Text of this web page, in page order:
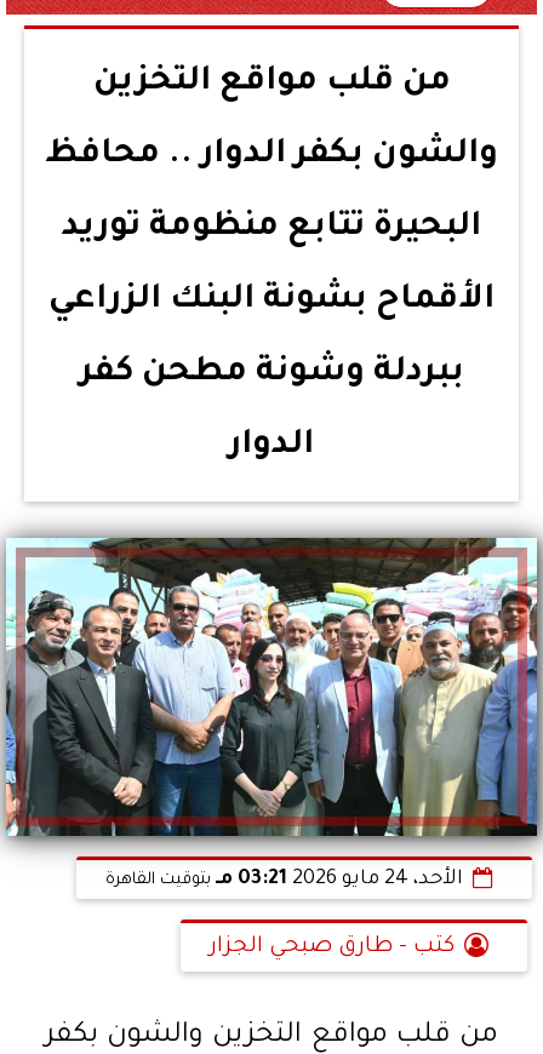
من قلب مواقع التخزين
والشون بكفر الدوار .. محافظ
البحيرة تتابع منظومة توريد
الأقماح بشونة البنك الزراعي
ببردلة وشونة مطحن كفر
الدوار
الأحد، 24 مايو 2026 03:21 مـ بتوقيت القاهرة
كتب - طارق صبحي الجزار
من قلب مواقع التخزين والشون بكفر